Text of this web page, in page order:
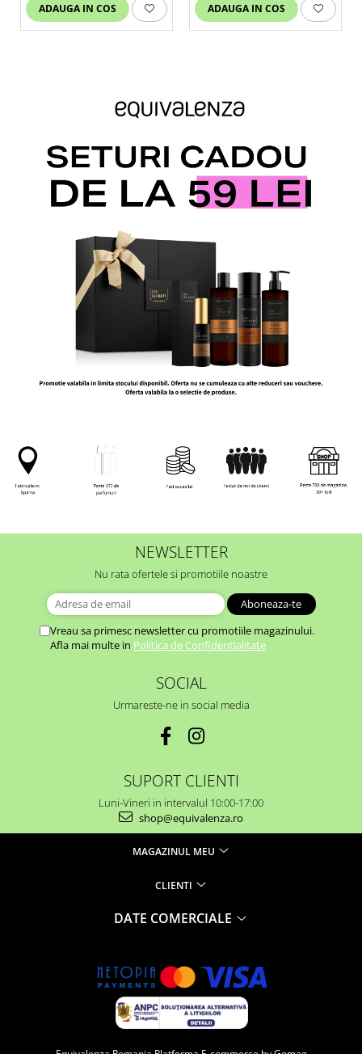
ADAUGA IN COS ADAUGA IN COS
NEWSLETTER
Nu rata ofertele si promotiile noastre
Vreau sa primesc newsletter cu promotiile magazinului.
Afla mai multe in Politica de Confidentialitate
SOCIAL
Urmareste-ne in social media
SUPORT CLIENTI
Luni-Vineri in intervalul 10:00-17:00
shop@equivalenza.ro
MAGAZINUL MEU
CLIENTI
DATE COMERCIALE